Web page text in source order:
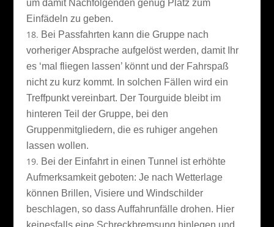
um damit Nachfolgenden genug Platz zum
Einfädeln zu geben.
Bei Passfahrten kann die Gruppe nach
vorheriger Absprache aufgelöst werden, damit Ihr
es ‘mal fliegen lassen’ könnt und der Fahrspaß
nicht zu kurz kommt. In solchen Fällen wird ein
Treffpunkt vereinbart. Der Tourguide bleibt im
hinteren Teil der Gruppe, bei den
Gruppenmitgliedern, die es ruhiger angehen
lassen wollen.
Bei der Einfahrt in einen Tunnel ist erhöhte
Aufmerksamkeit geboten: Je nach Wetterlage
können Brillen, Visiere und Windschilder
beschlagen, so dass Auffahrunfälle drohen. Hier
keinesfalls eine Schreckbremsung hinlegen und